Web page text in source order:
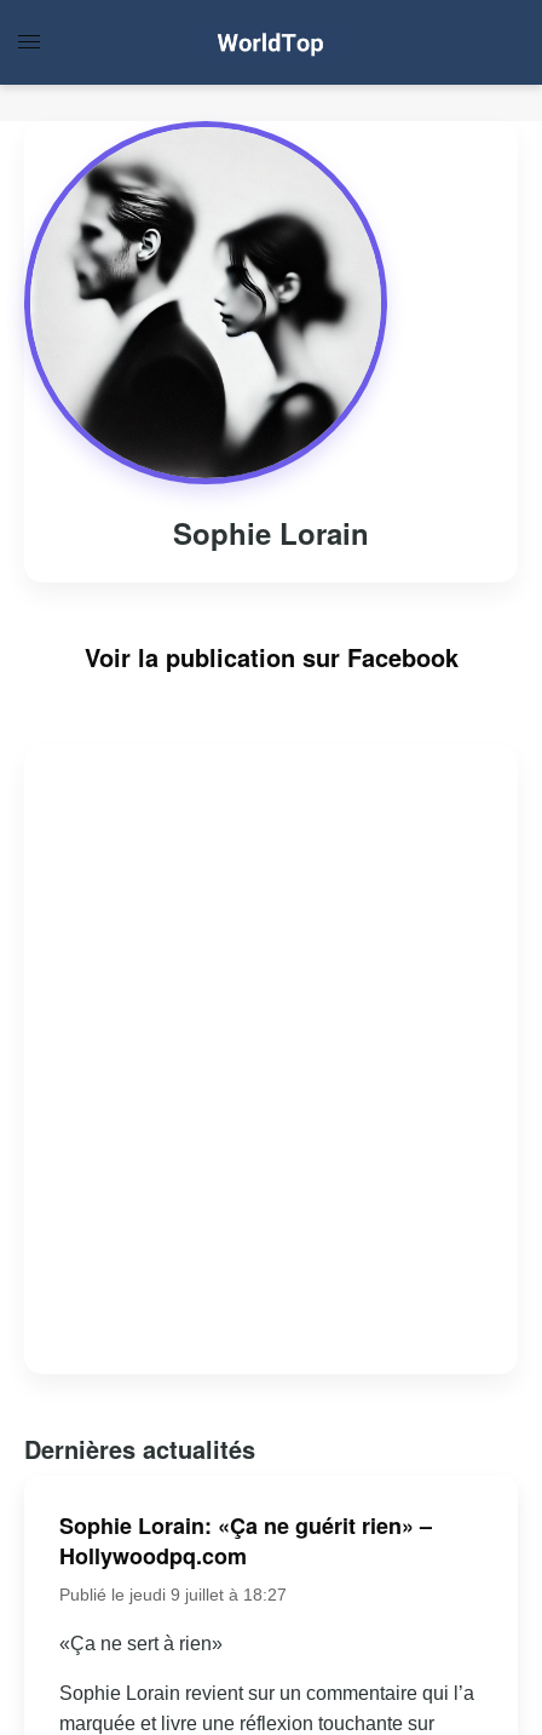
Sophie Lorain
Voir la publication sur Facebook
Dernières actualités
Sophie Lorain: «Ça ne guérit rien» –
Hollywoodpq.com
Publié le jeudi 9 juillet à 18:27
«Ça ne sert à rien»
Sophie Lorain revient sur un commentaire qui l’a
marquée et livre une réflexion touchante sur